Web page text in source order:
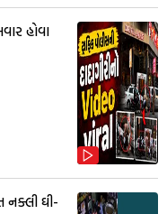
હોવા
નક્લી ઘી-